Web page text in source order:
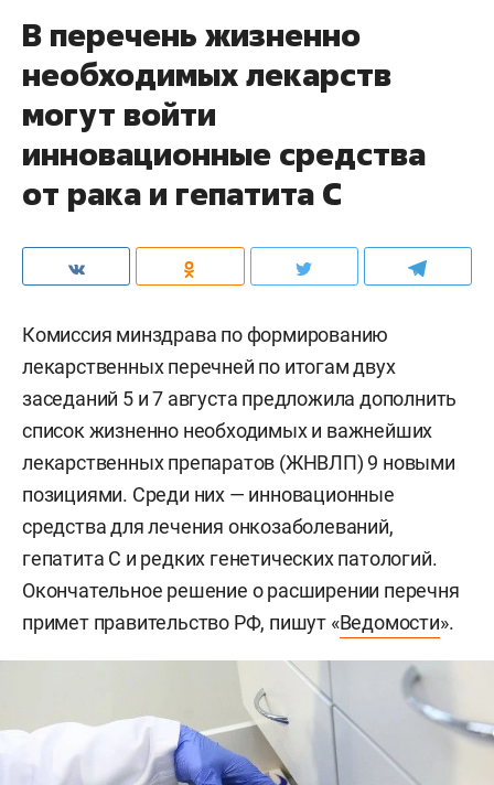
В перечень жизненно
необходимых лекарств
могут войти
инновационные средства
от рака и гепатита С
Комиссия минздрава по формированию
лекарственных перечней по итогам двух
заседаний 5 и 7 августа предложила дополнить
список жизненно необходимых и важнейших
лекарственных препаратов (ЖНВЛП) 9 новыми
позициями. Среди них — инновационные
средства для лечения онкозаболеваний,
гепатита С и редких генетических патологий.
Окончательное решение о расширении перечня
примет правительство РФ, пишут «Ведомости».